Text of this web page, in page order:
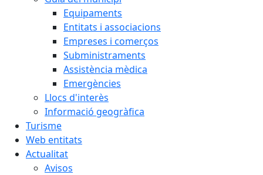
Equipaments
Entitats i associacions
Empreses i comerços
Subministraments
Assistència mèdica
Emergències
Llocs d'interès
Informació geogràfica
Turisme
Web entitats
Actualitat
Avisos